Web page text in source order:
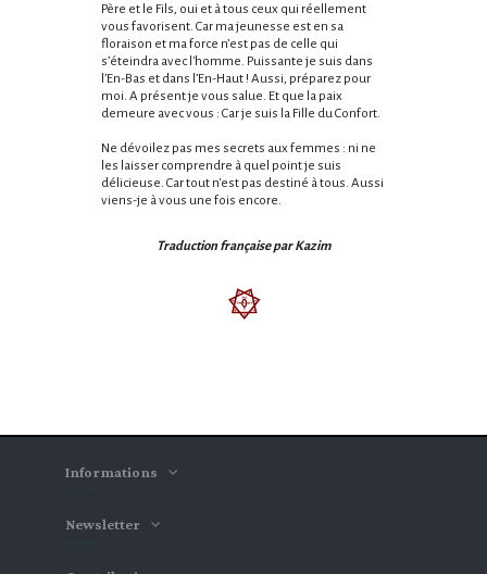
Père et le Fils, oui et à tous ceux qui réellement
vous favorisent. Car ma jeunesse est en sa
floraison et ma force n’est pas de celle qui
s’éteindra avec l'homme. Puissante je suis dans
l’En-Bas et dans l’En-Haut ! Aussi, préparez pour
moi. A présent je vous salue. Et que la paix
demeure avec vous : Car je suis la Fille du Confort.
Ne dévoilez pas mes secrets aux femmes : ni ne
les laisser comprendre à quel point je suis
délicieuse. Car tout n'est pas destiné à tous. Aussi
viens-je à vous une fois encore.
Traduction française par Kazim
Informations
Newsletter